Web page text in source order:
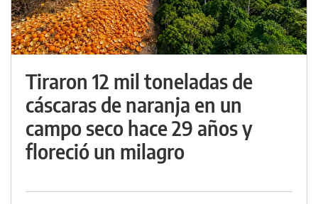
Tiraron 12 mil toneladas de
cáscaras de naranja en un
campo seco hace 29 años y
floreció un milagro